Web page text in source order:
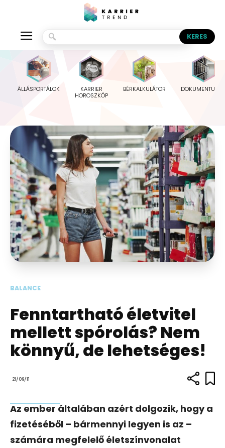
ÁLLÁSPORTÁLOK
KARRIER
HOROSZKÓP
BÉRKALKULÁTOR
BALANCE
Fenntartható életvitel
mellett spórolás? Nem
könnyű, de lehetséges!
21/09/11
Az ember általában azért dolgozik, hogy a
fizetéséből – bármennyi legyen is az –
számára megfelelő életszínvonalat